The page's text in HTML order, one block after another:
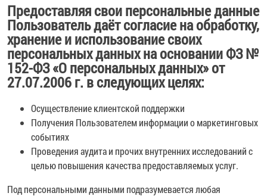
Предоставляя свои персональные данные
Пользователь даёт согласие на обработку,
хранение и использование своих
персональных данных на основании ФЗ №
152-ФЗ «О персональных данных» от
27.07.2006 г. в следующих целях:
Осуществление клиентской поддержки
Получения Пользователем информации о маркетинговых
событиях
Проведения аудита и прочих внутренних исследований с
целью повышения качества предоставляемых услуг.
Под персональными данными подразумевается любая